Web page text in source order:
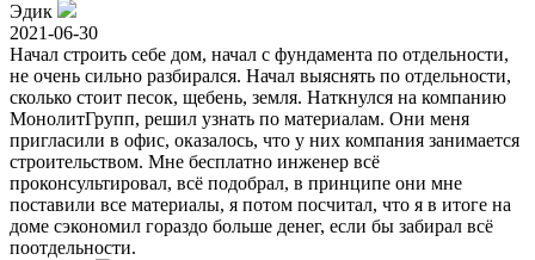
Эдик
2021-06-30
Начал строить себе дом, начал с фундамента по отдельности,
не очень сильно разбирался. Начал выяснять по отдельности,
сколько стоит песок, щебень, земля. Наткнулся на компанию
МонолитГрупп, решил узнать по материалам. Они меня
пригласили в офис, оказалось, что у них компания занимается
строительством. Мне бесплатно инженер всё
проконсультировал, всё подобрал, в принципе они мне
поставили все материалы, я потом посчитал, что я в итоге на
доме сэкономил гораздо больше денег, если бы забирал всё
поотдельности.